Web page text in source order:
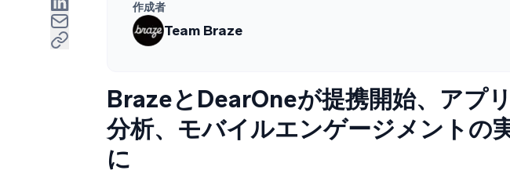
作成者
Team Braze
BrazeとDearOneが提携開始、アプ
分析、モバイルエンゲージメントの
に